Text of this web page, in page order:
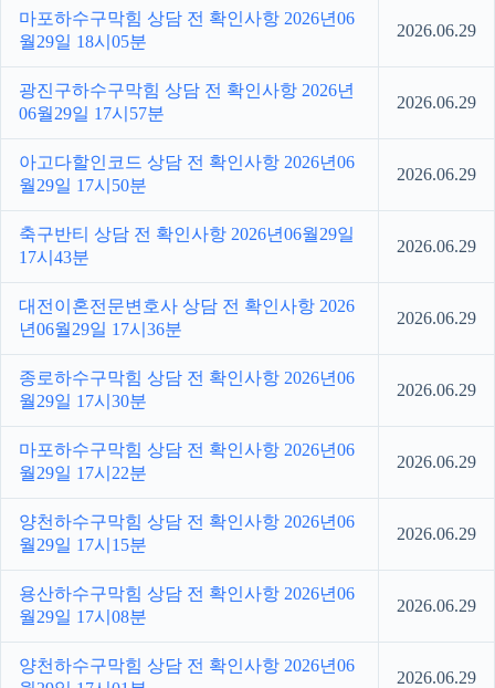
마포하수구막힘 상담 전 확인사항 2026년06
월29일 18시05분
2026.06.29
광진구하수구막힘 상담 전 확인사항 2026년
06월29일 17시57분
2026.06.29
아고다할인코드 상담 전 확인사항 2026년06
월29일 17시50분
2026.06.29
축구반티 상담 전 확인사항 2026년06월29일
17시43분
2026.06.29
대전이혼전문변호사 상담 전 확인사항 2026
년06월29일 17시36분
2026.06.29
종로하수구막힘 상담 전 확인사항 2026년06
월29일 17시30분
2026.06.29
마포하수구막힘 상담 전 확인사항 2026년06
월29일 17시22분
2026.06.29
양천하수구막힘 상담 전 확인사항 2026년06
월29일 17시15분
2026.06.29
용산하수구막힘 상담 전 확인사항 2026년06
월29일 17시08분
2026.06.29
양천하수구막힘 상담 전 확인사항 2026년06
2026.06.29